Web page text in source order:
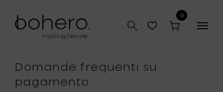
0
Domande frequenti su
pagamento